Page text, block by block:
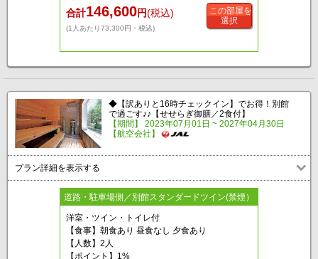
合計146,600円(税込)
(1人あたり73,300円・税込)
この部屋を
選択
◆【訳ありと16時チェックイン】でお得！別館
で過ごす♪♪【せせらぎ御膳／2食付】
【期間】 2023年07月01日 ~ 2027年04月30日
【航空会社】
プラン詳細を表示する
道路・駐車場側／別館スタンダードツイン(禁煙）
洋室・ツイン・トイレ付
【食事】朝食あり 昼食なし 夕食あり
【人数】2人
【ポイント】1%